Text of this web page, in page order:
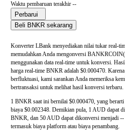
Waktu pembaruan terakhir --
Perbarui
Beli BNKR sekarang
Konverter LBank menyediakan nilai tukar real-
memudahkan Anda mengonversi
menggunakan data real-time untuk konversi.
harga real-time BNKR adalah $0.000470.
berfluktuasi, kami sarankan Anda memeriksa
bertransaksi untuk melihat hasil konversi terbaru.
1 BNKR saat ini bernilai $0.000470, yang
biaya $0.002348. Demikian pula, 1 AUD dapat
BNKR, dan 50 AUD dapat dikonversi menjadi
termasuk biaya platform atau biaya penambang.